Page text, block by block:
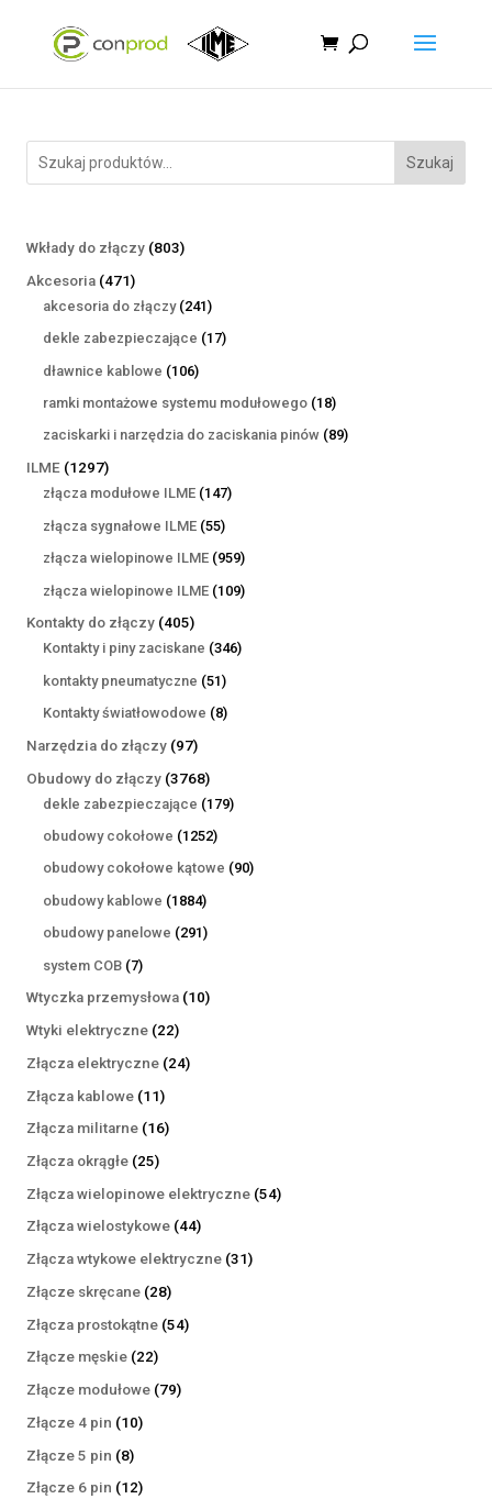
Szukaj
Wkłady do złączy 803803
Akcesoria 471471
produktów
akcesoria do złączy 241241
produktów
dekle zabezpieczające 1717
dławnice kablowe 106106
produktów
ramki montażowe systemu modułowego 1818
produktów
zaciskarki i narzędzia do zaciskania pinów 8989
ILME 12971297
produktów
złącza modułowe ILME 147147
złącza sygnałowe ILME 5555
produktów
złącza wielopinowe ILME 959959
produktów
złącza wielopinowe ILME 109109
Kontakty do złączy 405405
produktów
Kontakty i piny zaciskane 346346
kontakty pneumatyczne 5151
produktów
Kontakty światłowodowe 88
Narzędzia do złączy 9797
produktów
Obudowy do złączy 37683768
produktów
dekle zabezpieczające 179179
obudowy cokołowe 12521252
produkty
obudowy cokołowe kątowe 9090
obudowy kablowe 18841884
produkty
obudowy panelowe 291291
system COB 77
produktów
Wtyczka przemysłowa 1010
Wtyki elektryczne 2222
produkty
Złącza elektryczne 2424
Złącza kablowe 1111
produktów
Złącza militarne 1616
Złącza okrągłe 2525
produktów
Złącza wielopinowe elektryczne 5454
Złącza wielostykowe 4444
produkty
Złącza wtykowe elektryczne 3131
Złącze skręcane 2828
produktów
Złącza prostokątne 5454
Złącze męskie 2222
produkty
Złącze modułowe 7979
Złącze 4 pin 1010
Złącze 5 pin 88
produktów
Złącze 6 pin 1212